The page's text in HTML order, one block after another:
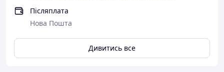
Післяплата
Нова Пошта
Дивитись все